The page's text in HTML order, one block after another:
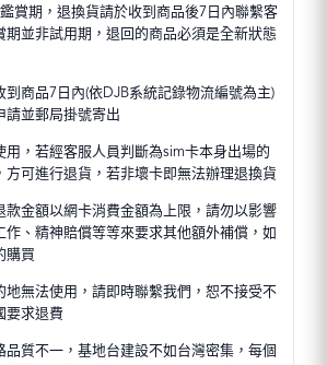
賞期，退換貨請於收到商品後7日內聯繫客
期並非試用期，退回的商品必須是全新狀態
到商品7日內(依DJB系統記錄物流編號為主)
請並郵局掛號寄出
用，若經客服人員判斷為sim卡本身出場的
方可進行退貨，若非壞卡即無法辦理退換貨
款金額以網卡消費金額為上限，請勿以影響
作、精神賠償等等來要求其他額外補償，如
購買
地無法使用，請即時聯繫我們，恕不接受不
要求退費
品質不一，基地台建設不如台灣密集，每個